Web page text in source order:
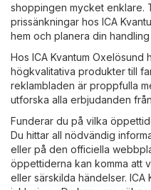
shoppingen mycket enklare.
prissänkningar hos ICA
hem och planera din
Hos ICA Kvantum
högkvalitativa produkter till
reklambladen är proppfulla
utforska alla erbjudanden
Funderar du på vilka
Du hittar all nödvändig
eller på den officiella
öppettiderna kan komma att
eller särskilda händelser. ICA